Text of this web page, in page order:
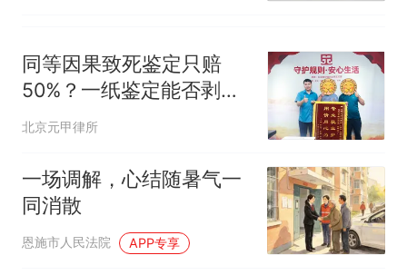
同等因果致死鉴定只赔
50%？一纸鉴定能否剥夺
受害者全额赔偿权利
北京元甲律所
一场调解，心结随暑气一
同消散
恩施市人民法院 APP专享